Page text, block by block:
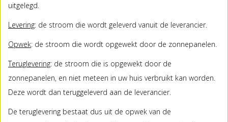
uitgelegd.
Levering: de stroom die wordt geleverd vanuit de leverancier.
Opwek: de stroom die wordt opgewekt door de zonnepanelen.
Teruglevering: de stroom die is opgewekt door de
zonnepanelen, en niet meteen in uw huis verbruikt kan worden.
Deze wordt dan teruggeleverd aan de leverancier.
De teruglevering bestaat dus uit de opwek van de